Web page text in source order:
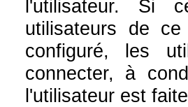
l'utilisateur. Si
utilisateurs de
configuré, les
connecter, à
l'utilisateur est